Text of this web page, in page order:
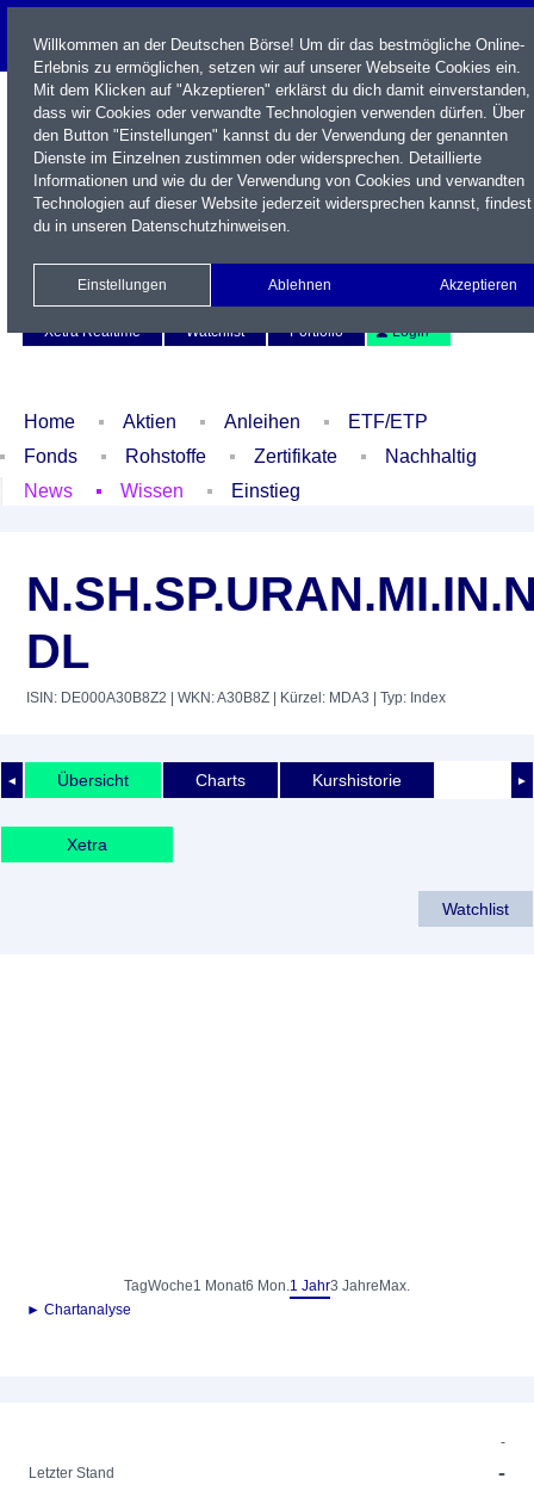
Name / WKN / ISIN / Kürzel
Xetra Realtime
Watchlist Portfolio Login
Home Aktien Anleihen
ETF/ETP
Fonds
Rohstoffe Zertifikate
Nachhaltig
News
Wissen Einstieg
DL
ISIN: DE000A30B8Z2 | WKN: A30B8Z | Kürzel: MDA3 | Typ: Index
◄ ►
Übersicht Charts Kurshistorie
Xetra
Watchlist
TagWoche1 Monat6 Mon.1 Jahr3 Jahre Max.
► Chartanalyse
-
Letzter Stand
-
Willkommen an der Deutschen Börse! Um dir das bestmögliche Online-
Erlebnis zu ermöglichen, setzen wir auf unserer Webseite Cookies ein.
Mit dem Klicken auf "Akzeptieren" erklärst du dich damit einverstanden,
dass wir Cookies oder verwandte Technologien verwenden dürfen. Über
den Button "Einstellungen" kannst du der Verwendung der genannten
Dienste im Einzelnen zustimmen oder widersprechen. Detaillierte
Informationen und wie du der Verwendung von Cookies und verwandten
Technologien auf dieser Website jederzeit widersprechen kannst, findest
du in unseren Datenschutzhinweisen.
Einstellungen Ablehnen Akzeptieren